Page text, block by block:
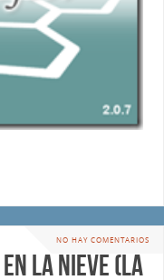
NO HAY COMENTARIOS
la Nieve (La